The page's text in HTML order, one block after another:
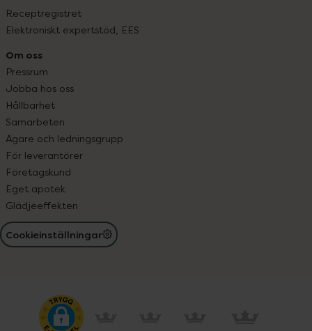
Receptregistret
Elektroniskt expertstöd, EES
Om oss
Pressrum
Jobba hos oss
Hållbarhet
Samarbeten
Ägare och ledningsgrupp
För leverantörer
Företagskund
Eget apotek
Glädjeeffekten
Cookieinställningar